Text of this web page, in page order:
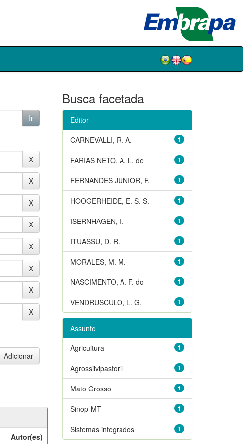
Autor(es)
Busca facetada
Editor
1
CARNEVALLI, R. A.
1
FARIAS NETO, A. L. de
1
FERNANDES JUNIOR, F.
1
HOOGERHEIDE, E. S. S.
1
ISERNHAGEN, I.
1
ITUASSU, D. R.
1
MORALES, M. M.
1
NASCIMENTO, A. F. do
1
VENDRUSCULO, L. G.
Assunto
1
Agricultura
1
Agrossilvipastoril
1
Mato Grosso
1
Sinop-MT
1
Sistemas integrados